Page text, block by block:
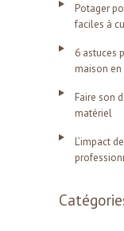
Potager
faciles à
6 astuces
maison
Faire son
matériel
L’impact